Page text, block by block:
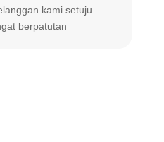
kami setuju
berpatutan